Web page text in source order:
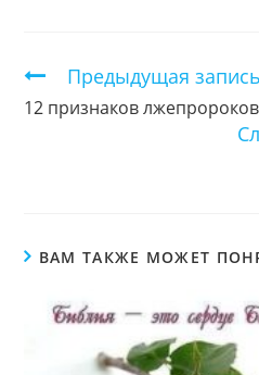
Продолжить
чтение
Предыдущая запись
12 признаков
ВАМ ТАКЖЕ МОЖЕТ